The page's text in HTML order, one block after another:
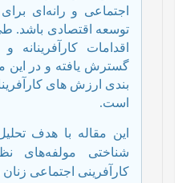
اجتماعی و رانه‌ای
توسعه اقتصادی باشد.
اقدامات
بندی ارزش­ های
است.
این مقاله با هدف
شناختی مولفه‌های
کارآفرینی اجتماعی